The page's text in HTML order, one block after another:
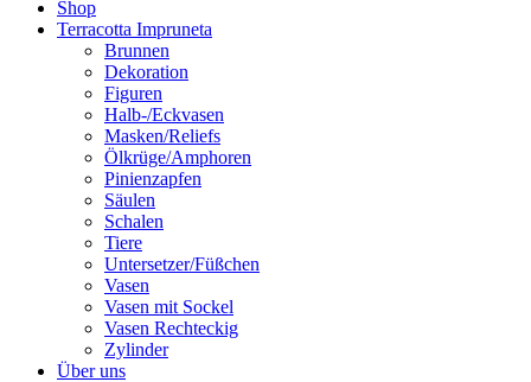
Shop
Terracotta Impruneta
Brunnen
Dekoration
Figuren
Halb-/Eckvasen
Masken/Reliefs
Ölkrüge/Amphoren
Pinienzapfen
Säulen
Schalen
Tiere
Untersetzer/Füßchen
Vasen
Vasen mit Sockel
Vasen Rechteckig
Zylinder
Über uns